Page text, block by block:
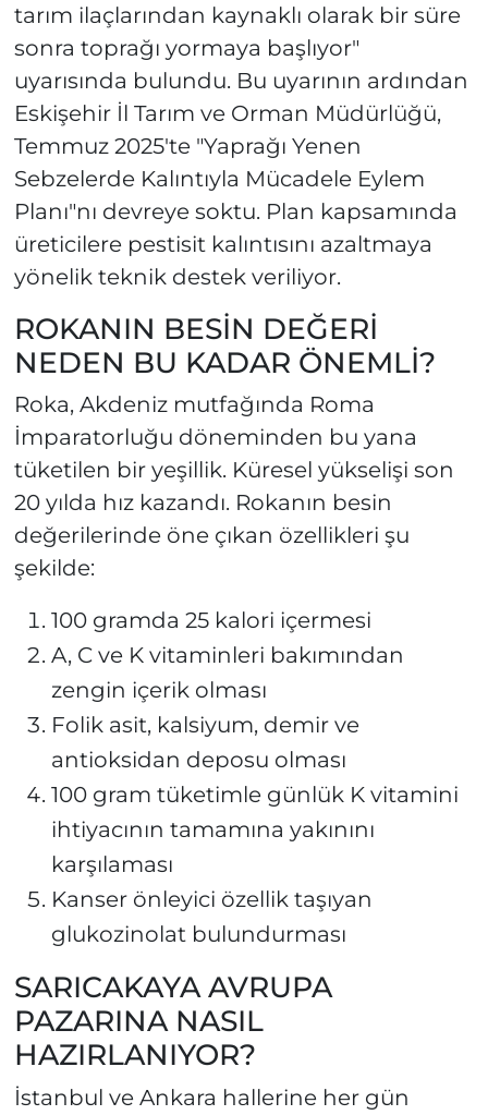
tarım ilaçlarından kaynaklı olarak bir süre
sonra toprağı yormaya başlıyor"
uyarısında bulundu. Bu uyarının ardından
Eskişehir İl Tarım ve Orman Müdürlüğü,
Temmuz 2025'te "Yaprağı Yenen
Sebzelerde Kalıntıyla Mücadele Eylem
Planı"nı devreye soktu. Plan kapsamında
üreticilere pestisit kalıntısını azaltmaya
yönelik teknik destek veriliyor.
ROKANIN BESİN DEĞERİ
NEDEN BU KADAR ÖNEMLİ?
Roka, Akdeniz mutfağında Roma
İmparatorluğu döneminden bu yana
tüketilen bir yeşillik. Küresel yükselişi son
20 yılda hız kazandı. Rokanın besin
değerilerinde öne çıkan özellikleri şu
şekilde:
100 gramda 25 kalori içermesi
A, C ve K vitaminleri bakımından
zengin içerik olması
Folik asit, kalsiyum, demir ve
antioksidan deposu olması
100 gram tüketimle günlük K vitamini
ihtiyacının tamamına yakınını
karşılaması
Kanser önleyici özellik taşıyan
glukozinolat bulundurması
SARICAKAYA AVRUPA
PAZARINA NASIL
HAZIRLANIYOR?
İstanbul ve Ankara hallerine her gün